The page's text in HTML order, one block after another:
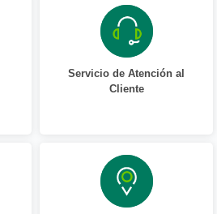
Servicio de Atención al
Cliente